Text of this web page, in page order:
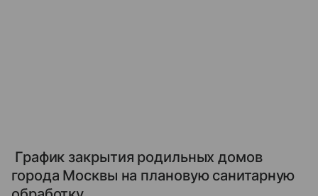
​ График закрытия родильных домов
города Москвы на плановую санитарную